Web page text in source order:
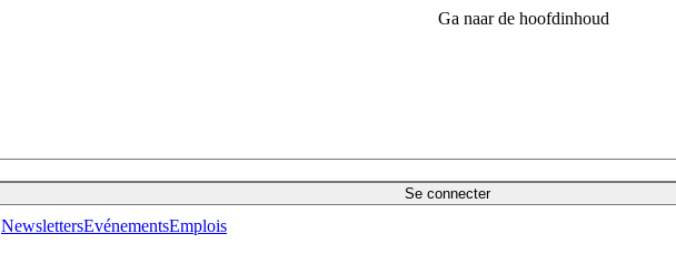
Ga naar de hoofdinhoud
Se connecter
NewslettersEvénementsEmplois